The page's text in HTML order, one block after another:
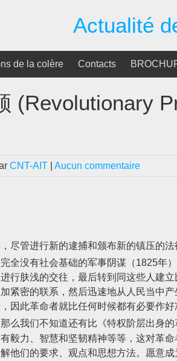
Actualité
de la colère Contacts
(Revolutionary
CNT-AIT Aucun commentaire
管进行新的逮捕和颁布新的镇压的法
全没有社会基础的军事阴谋（1825年）
行肤浅的交往，最后转到同这些人建
紧密的联系，然后迅速地从人民当中
因此革命者就比任何时候都有必要作
么我们不知道还有比《特权阶层出身
毅力、智慧和坚韧精神等等，这对革
他们的要求、观点和思想方法。愿意